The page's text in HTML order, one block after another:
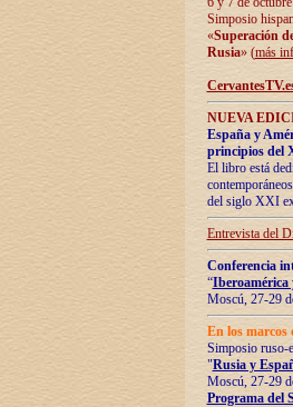
Simposio
«Superación
Rusia» (más
NUEVA
España y
principios del
El libro está
del siglo XXI
Entrevista del
Conferencia
“Iberoamérica
Moscú, 27-29
En los marcos
Simposio ruso-
"Rusia y
Moscú, 27-29
Programa del